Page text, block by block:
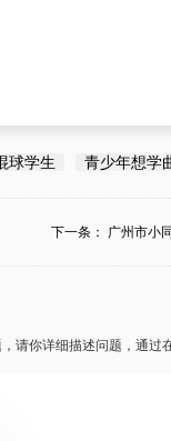
球学生 青少年想学
下一条： 广州市小
请你详细描述问题，通过